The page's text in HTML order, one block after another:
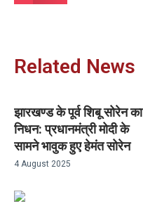
Related News
झारखण्ड के पूर्व शिबू सोरेन का
निधन: प्रधानमंत्री मोदी के
सामने भावुक हुए हेमंत सोरेन
4 August 2025